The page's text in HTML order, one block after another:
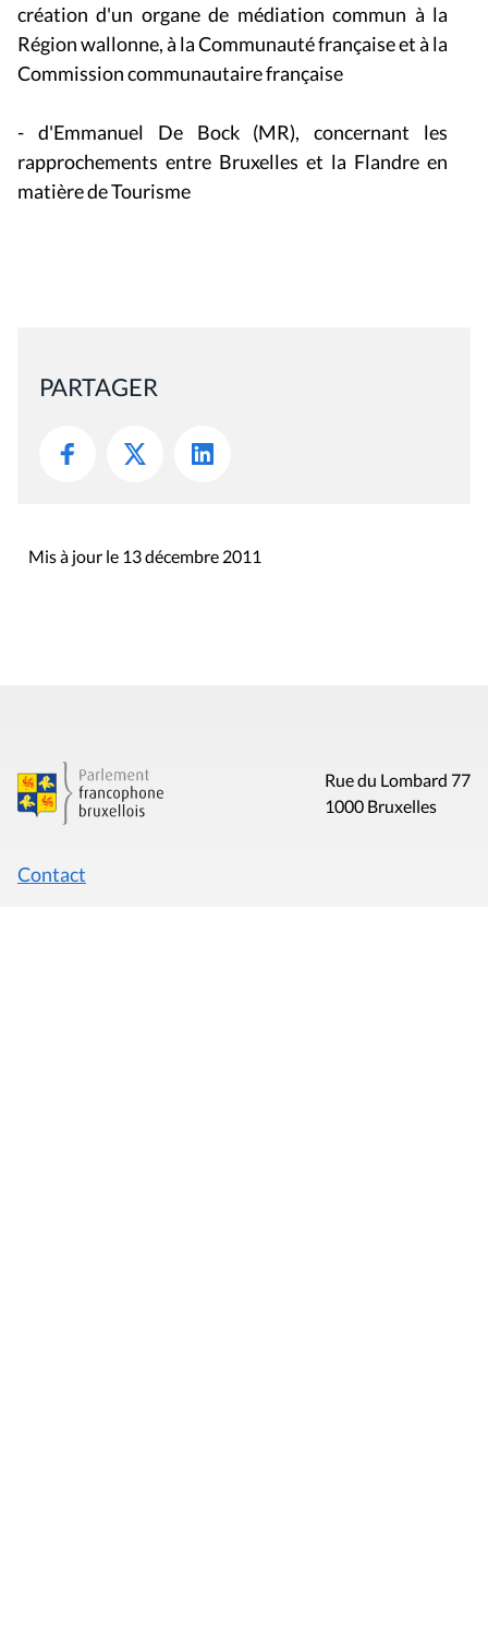
création d'un organe de médiation commun à la
Région wallonne, à la Communauté française et à la
Commission communautaire française
- d'Emmanuel De Bock (MR), concernant les
rapprochements entre Bruxelles et la Flandre en
matière de Tourisme
PARTAGER
Mis à jour le 13 décembre 2011
Rue du Lombard 77
1000 Bruxelles
Contact